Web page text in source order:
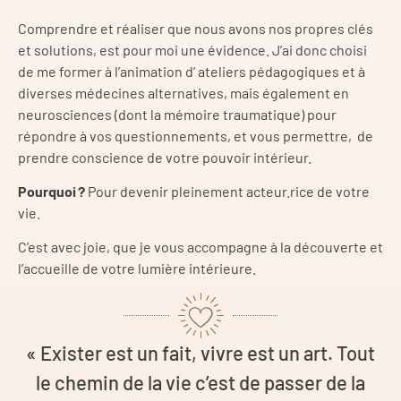
Comprendre et réaliser que nous avons nos propres clés
et solutions, est pour moi une évidence. J’ai donc choisi
de me former à l’animation d’ ateliers pédagogiques et à
diverses médecines alternatives, mais également en
neurosciences (dont la mémoire traumatique) pour
répondre à vos questionnements, et vous permettre, de
prendre conscience de votre pouvoir intérieur.
Pourquoi ? Pour devenir pleinement acteur.rice de votre
vie.
C’est avec joie, que je vous accompagne à la découverte et
l’accueille de votre lumière intérieure.
« Exister est un fait, vivre est un art. Tout
le chemin de la vie c’est de passer de la